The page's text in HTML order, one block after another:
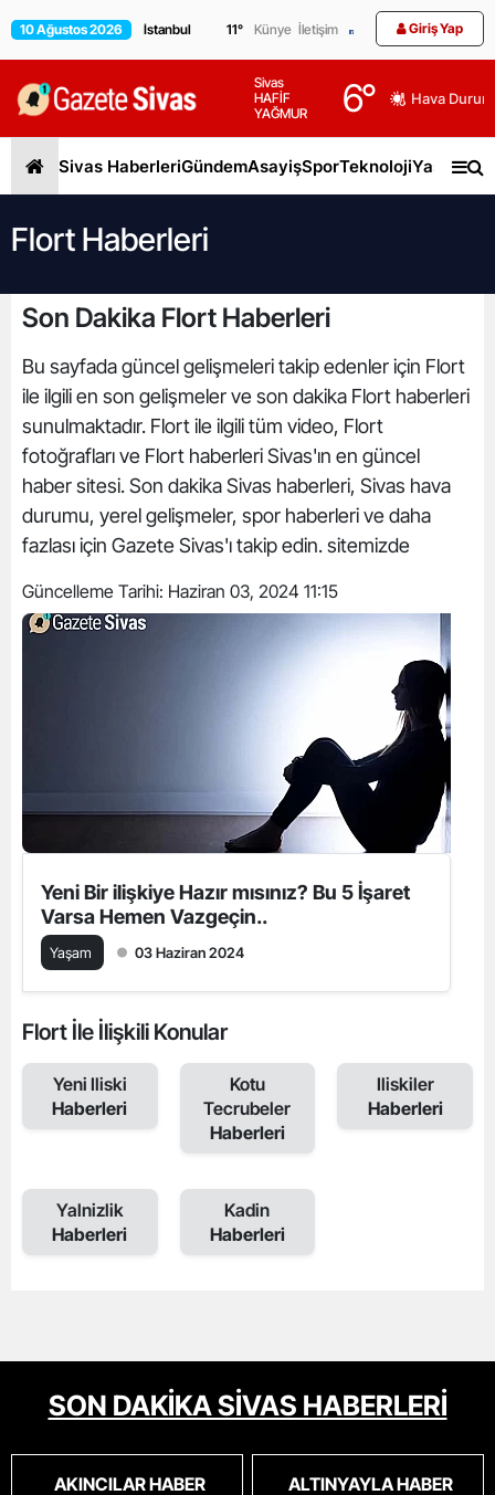
10 Ağustos 2026 11° Künye İletişim Giriş Yap
Sivas
HAFİF
YAĞMUR
6° Hava
Sivas HaberleriGündemAsayişSporTeknolojiYaşam
Flort Haberleri
Son Dakika Flort Haberleri
Bu sayfada güncel gelişmeleri takip edenler için Flort
ile ilgili en son gelişmeler ve son dakika Flort haberleri
sunulmaktadır. Flort ile ilgili tüm video, Flort
fotoğrafları ve Flort haberleri Sivas'ın en güncel
haber sitesi. Son dakika Sivas haberleri, Sivas hava
durumu, yerel gelişmeler, spor haberleri ve daha
fazlası için Gazete Sivas'ı takip edin. sitemizde
Güncelleme Tarihi: Haziran 03, 2024 11:15
Yeni Bir ilişkiye Hazır mısınız? Bu 5 İşaret
Varsa Hemen Vazgeçin..
Yaşam 03 Haziran 2024
Flort İle İlişkili Konular
Yeni Iliski
Haberleri
Kotu
Tecrubeler
Haberleri
Iliskiler
Haberleri
Yalnizlik
Haberleri
Kadin
Haberleri
SON DAKİKA SİVAS HABERLERİ
AKINCILAR HABER ALTINYAYLA HABER